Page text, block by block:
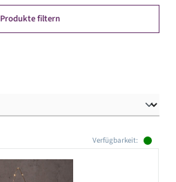
Produkte filtern
Verfügbarkeit: